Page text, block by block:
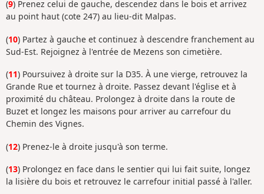
(9) Prenez celui de gauche, descendez dans le bois et arrivez
au point haut (cote 247) au lieu-dit Malpas.
(10) Partez à gauche et continuez à descendre franchement au
Sud-Est. Rejoignez à l'entrée de Mezens son cimetière.
(11) Poursuivez à droite sur la D35. À une vierge, retrouvez la
Grande Rue et tournez à droite. Passez devant l'église et à
proximité du château. Prolongez à droite dans la route de
Buzet et longez les maisons pour arriver au carrefour du
Chemin des Vignes.
(12) Prenez-le à droite jusqu'à son terme.
(13) Prolongez en face dans le sentier qui lui fait suite, longez
la lisière du bois et retrouvez le carrefour initial passé à l'aller.